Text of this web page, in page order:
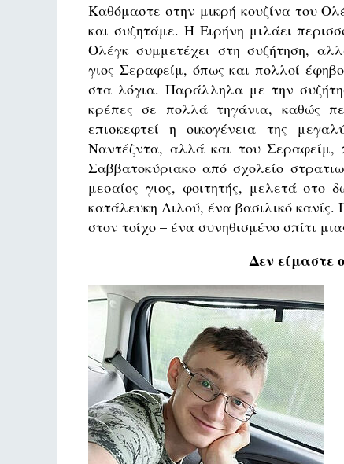
Καθόμαστε στην μικρή κουζίνα του
και συζητάμε. Η Ειρήνη μιλάει
Ολέγκ συμμετέχει στη συζήτηση,
γιος Σεραφείμ, όπως και πολλοί
στα λόγια. Παράλληλα με την
κρέπες σε πολλά τηγάνια, καθώς
επισκεφτεί η οικογένεια της
Ναντέζντα, αλλά και του Σεραφείμ,
Σαββατοκύριακο από σχολείο
μεσαίος γιος, φοιτητής, μελετά
κατάλευκη Λιλού, ένα βασιλικό κανίς.
στον τοίχο – ένα συνηθισμένο σπίτι
Δεν είμαστε